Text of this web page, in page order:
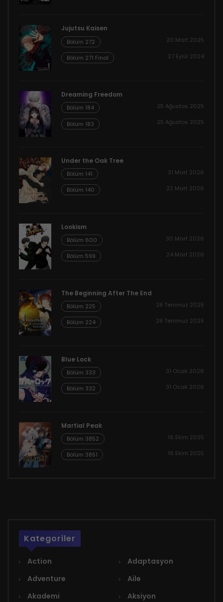
Jujutsu Kaisen
Bölüm 272 20 Mart 2025
Bölüm 271 Final 27 Eylül 2024
Dreaming Freedom
Bölüm 184 25 Ağustos 2025
Bölüm 183 25 Ağustos 2025
Under the Oak Tree
Bölüm 141 31 Mart 2026
Bölüm 140 22 Mart 2026
Lookism
Bölüm 600 30 Mart 2026
Bölüm 599 24 Mart 2026
The Beginning After The End
Bölüm 225 28 Temmuz 2025
Bölüm 224 28 Temmuz 2025
Blue Lock
Bölüm 333 31 Ocak 2026
Bölüm 332 31 Ocak 2026
Martial Peak
Bölüm 3852 16 Ekim 2025
Bölüm 3851 16 Ekim 2025
Kategoriler
Action
Adaptasyon
Adventure
Aile
Akademi
Aksiyon